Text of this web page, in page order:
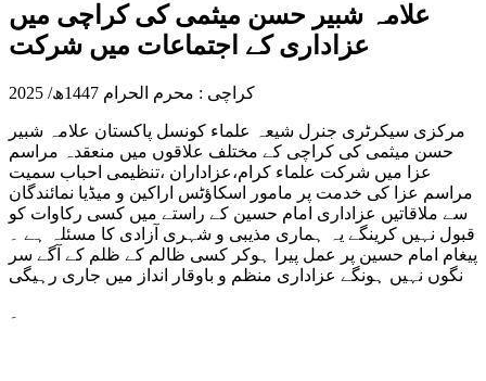
علامہ شبیر حسن میثمی کی کراچی میں
عزاداری کے اجتماعات میں شرکت
کراچی : محرم الحرام 1447ھ/ 2025
مرکزی سیکرٹری جنرل شیعہ علماء کونسل پاکستان علامہ شبیر
حسن میثمی کی کراچی کے مختلف علاقوں میں منعقدہ مراسم
عزا میں شرکت علماء کرام،عزاداران ،تنظیمی احباب سمیت
مراسم عزا کی خدمت پر مامور اسکاؤٹس اراکین و میڈیا نمائندگان
سے ملاقاتیں عزاداری امام حسین کے راستے میں کسی رکاوات کو
قبول نہیں کرینگے یہ ہماری مذیبی و شہری آزادی کا مسئلہ ہے ۔
پیغام امام حسین پر عمل پیرا ہوکر کسی ظالم کے ظلم کے آگے سر
نگوں نہیں ہونگے عزاداری منظم و باوقار انداز میں جاری رہیگی